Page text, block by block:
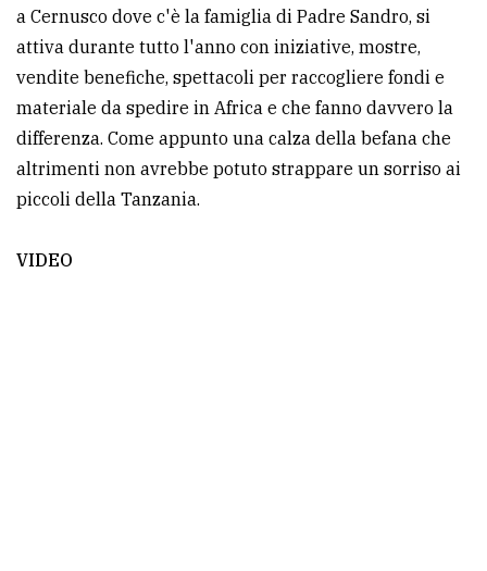
a Cernusco dove c'è la famiglia di Padre Sandro, si
attiva durante tutto l'anno con iniziative, mostre,
vendite benefiche, spettacoli per raccogliere fondi e
materiale da spedire in Africa e che fanno davvero la
differenza. Come appunto una calza della befana che
altrimenti non avrebbe potuto strappare un sorriso ai
piccoli della Tanzania.
VIDEO